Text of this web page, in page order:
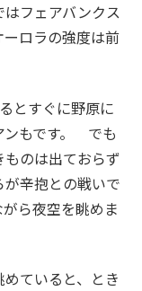
フェアバンクス
ロラの強度は前
とすぐに野原に
もです。 でも
のは出ておらず
辛抱との戦いで
ら夜空を眺めま
ていると、とき